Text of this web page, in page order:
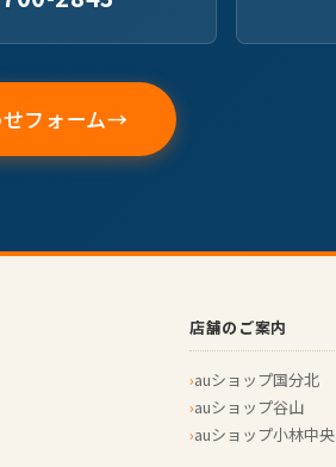
フォーム
店舗のご案内
auショップ国分北
auショップ谷山
auショップ小林中央